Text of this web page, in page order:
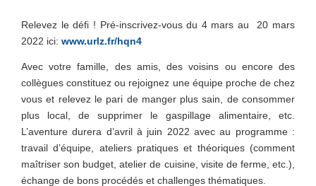
Relevez le défi ! Pré-inscrivez-vous du 4 mars au 20 mars
2022 ici: www.urlz.fr/hqn4
Avec votre famille, des amis, des voisins ou encore des
collègues constituez ou rejoignez une équipe proche de chez
vous et relevez le pari de manger plus sain, de consommer
plus local, de supprimer le gaspillage alimentaire, etc.
L’aventure durera d’avril à juin 2022 avec au programme :
travail d’équipe, ateliers pratiques et théoriques (comment
maîtriser son budget, atelier de cuisine, visite de ferme, etc.),
échange de bons procédés et challenges thématiques.